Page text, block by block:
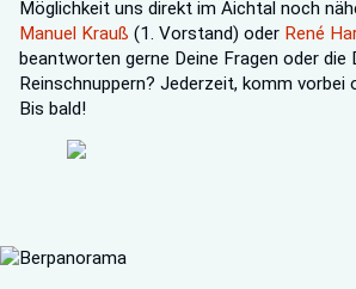
Möglichkeit uns direkt im Aichtal noch
Manuel Krauß (1. Vorstand) oder René
beantworten gerne Deine Fragen oder die
Reinschnuppern? Jederzeit, komm vorbei
Bis bald!